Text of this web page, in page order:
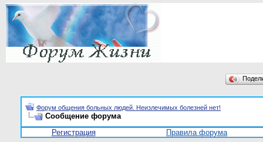
Форум общения больных людей. Неизлечимых болезней нет!
Сообщение форума
Регистрация
Правила форума